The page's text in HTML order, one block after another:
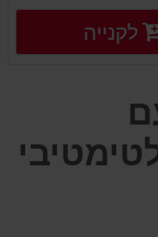
נוספים
לקנייה